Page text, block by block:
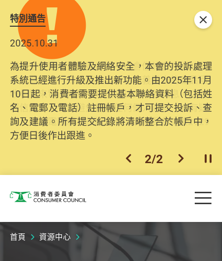
特別通告
2025.10.31
為提升使用者體驗及網絡安全，本會的投訴處理
系統已經進行升級及推出新功能。由2025年11月
10日起，消費者需要提供基本聯絡資料（包括姓
名、電郵及電話）註冊帳戶，才可提交投訴、查
詢及建議。所有提交紀錄將清晰整合於帳戶中，
方便日後作出跟進。
上一個
2/2 下一個開
關閉
消費者委員會 目
首頁 資源中心